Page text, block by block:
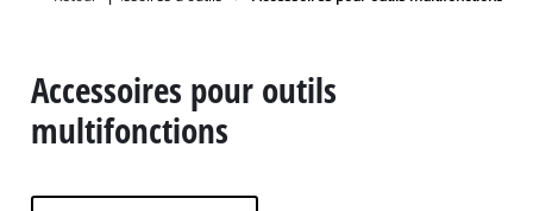
Accessoires pour outils
multifonctions